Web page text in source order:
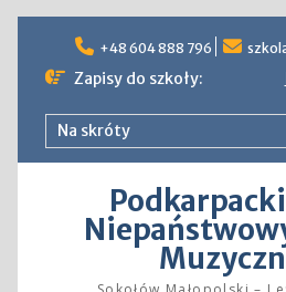
content
+48 604 888 796
Zapisy do szkoły:
Na skróty